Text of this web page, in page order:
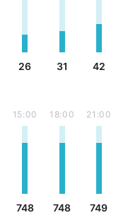
26 31 42
15:00
748
18:00
748
21:00
749